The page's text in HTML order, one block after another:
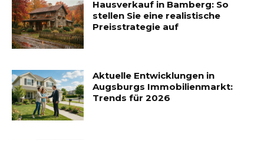
Hausverkauf in Bamberg: So
stellen Sie eine realistische
Preisstrategie auf
Aktuelle Entwicklungen in
Augsburgs Immobilienmarkt:
Trends für 2026